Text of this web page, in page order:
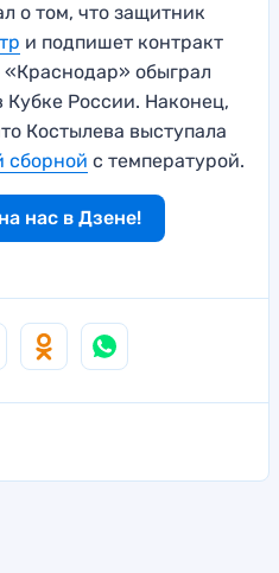
о том, что защитник
и подпишет контракт
обыграл
Кубке России. Наконец,
Костылева выступала
сборной с температурой.
нас в Дзене!